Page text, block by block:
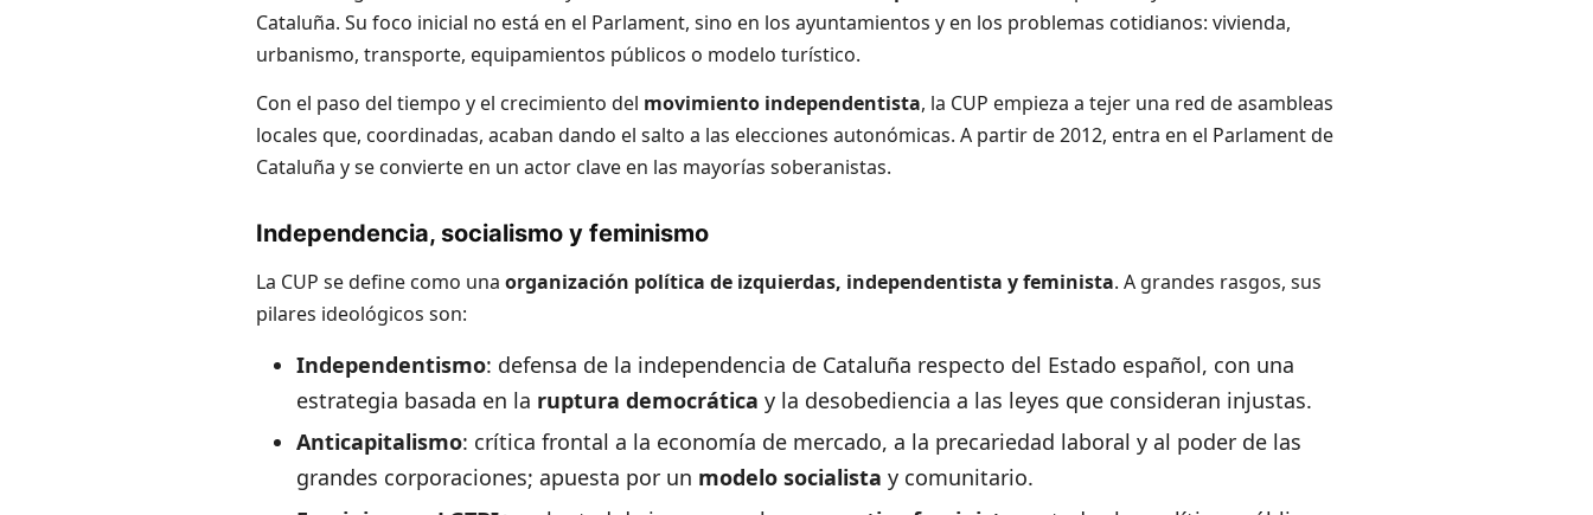
Cataluña. Su foco inicial no está en el Parlament, sino en los ayuntamientos y en los problemas cotidianos: vivienda,
urbanismo, transporte, equipamientos públicos o modelo turístico.
Con el paso del tiempo y el crecimiento del movimiento independentista, la CUP empieza a tejer una red de asambleas
locales que, coordinadas, acaban dando el salto a las elecciones autonómicas. A partir de 2012, entra en el Parlament de
Cataluña y se convierte en un actor clave en las mayorías soberanistas.
Independencia, socialismo y feminismo
La CUP se define como una organización política de izquierdas, independentista y feminista. A grandes rasgos, sus
pilares ideológicos son:
Independentismo: defensa de la independencia de Cataluña respecto del Estado español, con una
estrategia basada en la ruptura democrática y la desobediencia a las leyes que consideran injustas.
Anticapitalismo: crítica frontal a la economía de mercado, a la precariedad laboral y al poder de las
grandes corporaciones; apuesta por un modelo socialista y comunitario.